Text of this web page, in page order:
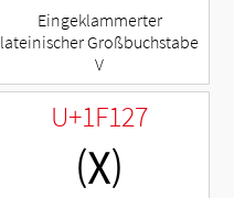
Eingeklammerter
lateinischer Großbuchstabe
V
U+1F127
🄧